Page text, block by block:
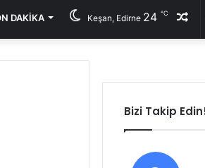
DAKIKA Keşan, Edirne 24 ℃
Bizi Takip